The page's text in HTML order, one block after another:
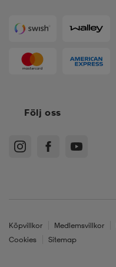
Följ oss
Köpvillkor Medlemsvillkor
Cookies
Sitemap